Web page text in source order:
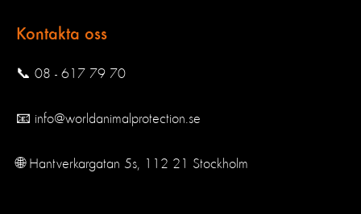
Kontakta oss
📞 08 - 617 79 70
📧 info@worldanimalprotection.se
🌐 Hantverkargatan 5s, 112 21 Stockholm